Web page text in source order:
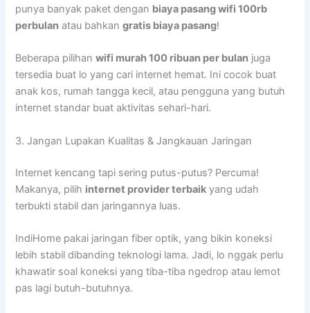
punya banyak paket dengan biaya pasang wifi 100rb
perbulan atau bahkangratis biaya pasang!
Beberapa pilihanwifi murah 100 ribuan per bulan juga
tersedia buat lo yang cari internet hemat. Ini cocok buat
anak kos, rumah tangga kecil, atau pengguna yang butuh
internet standar buat aktivitas sehari-hari.
3. Jangan Lupakan Kualitas & Jangkauan Jaringan
Internet kencang tapi sering putus-putus? Percuma!
Makanya, pilih internet provider terbaik yang udah
terbukti stabil dan jaringannya luas.
IndiHome pakai jaringan fiber optik, yang bikin koneksi
lebih stabil dibanding teknologi lama. Jadi, lo nggak perlu
khawatir soal koneksi yang tiba-tiba ngedrop atau lemot
pas lagi butuh-butuhnya.